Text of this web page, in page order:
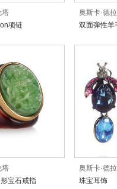
塔
项链
奥斯卡·德
双面弹性羊
塔
宝石戒指
奥斯卡·德
珠宝耳饰